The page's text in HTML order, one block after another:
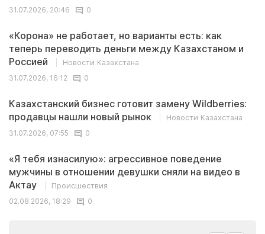
31.07.2026, 20:46
0
«Корона» не работает, но варианты есть: как
теперь переводить деньги между Казахстаном и
Россией
Новости Казахстана
31.07.2026, 16:12
0
Казахстанский бизнес готовит замену Wildberries:
продавцы нашли новый рынок
Новости Казахстана
31.07.2026, 07:55
0
«Я тебя изнасилую»: агрессивное поведение
мужчины в отношении девушки сняли на видео в
Актау
Происшествия
02.08.2026, 18:29
0